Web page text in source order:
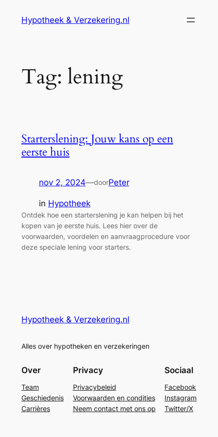
Hypotheek & Verzekering.nl
Tag: lening
Starterslening: Jouw kans op een
eerste huis
nov 2, 2024—doorPeter
in Hypotheek
Ontdek hoe een starterslening je kan helpen bij het
kopen van je eerste huis. Lees hier over de
voorwaarden, voordelen en aanvraagprocedure voor
deze speciale lening voor starters.
Hypotheek & Verzekering.nl
Alles over hypotheken en verzekeringen
Over
Team
Geschiedenis
Carrières
Privacy
Privacybeleid
Voorwaarden en condities
Neem contact met ons op
Sociaal
Facebook
Instagram
Twitter/X